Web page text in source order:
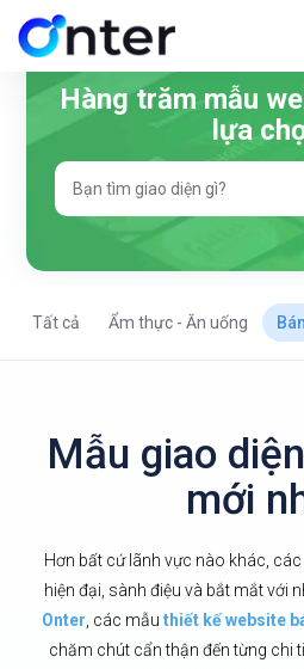
Hàng trăm mẫu
lựa
Tất cả Ẩm thực - Ăn uống
Mẫu giao
mới
Hơn bất cứ lãnh vực nào khác,
hiện đại, sành điệu và bắt mắt với
Onter , các mẫu thiết kế website
chăm chút cẩn thận đến từng chi